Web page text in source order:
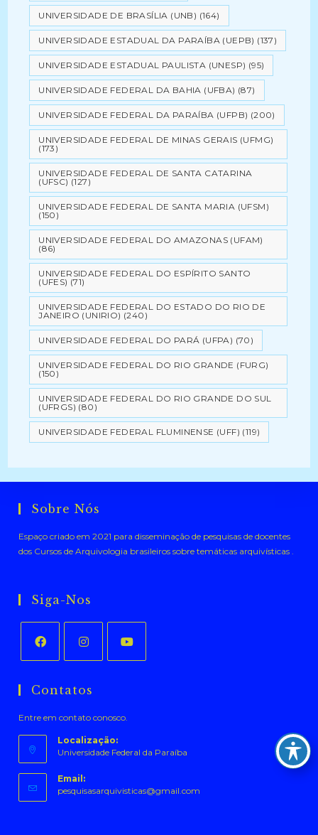
UNIVERSIDADE DE BRASÍLIA (UNB) (164)
UNIVERSIDADE ESTADUAL DA PARAÍBA (UEPB) (137)
UNIVERSIDADE ESTADUAL PAULISTA (UNESP) (95)
UNIVERSIDADE FEDERAL DA BAHIA (UFBA) (87)
UNIVERSIDADE FEDERAL DA PARAÍBA (UFPB) (200)
UNIVERSIDADE FEDERAL DE MINAS GERAIS (UFMG)
(173)
UNIVERSIDADE FEDERAL DE SANTA CATARINA
(UFSC) (127)
UNIVERSIDADE FEDERAL DE SANTA MARIA (UFSM)
(150)
UNIVERSIDADE FEDERAL DO AMAZONAS (UFAM)
(86)
UNIVERSIDADE FEDERAL DO ESPÍRITO SANTO
(UFES) (71)
UNIVERSIDADE FEDERAL DO ESTADO DO RIO DE
JANEIRO (UNIRIO) (240)
UNIVERSIDADE FEDERAL DO PARÁ (UFPA) (70)
UNIVERSIDADE FEDERAL DO RIO GRANDE (FURG)
(150)
UNIVERSIDADE FEDERAL DO RIO GRANDE DO SUL
(UFRGS) (80)
UNIVERSIDADE FEDERAL FLUMINENSE (UFF) (119)
Sobre Nós
Espaço criado em 2021 para disseminação de pesquisas de docentes
dos Cursos de Arquivologia brasileiros sobre temáticas arquivísticas .
Siga-Nos
em
nova
aba
em
nova
aba
nova
aba
Contatos
Entre em contato conosco.
Localização:
Universidade Federal da Paraíba
Email:
pesquisasarquivisticas@gmail.com